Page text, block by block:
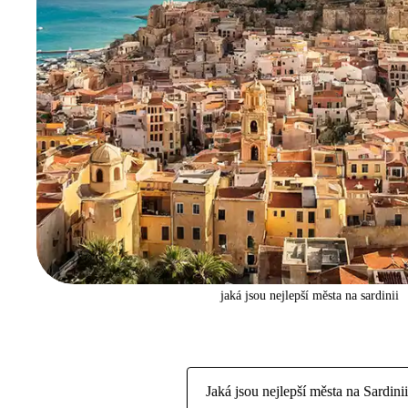
jaká jsou nejlepší města na sardinii
Jaká jsou nejlepší města na